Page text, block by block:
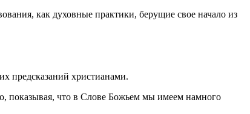
как духовные практики, берущие свое начало из
предсказаний христианами.
показывая, что в Слове Божьем мы имеем намного